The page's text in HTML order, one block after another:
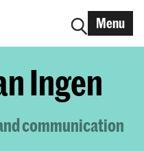
Menu
Ingen
communication